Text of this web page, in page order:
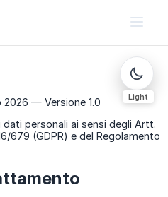
Light
— Versione 1.0
personali ai sensi degli Artt.
679 (GDPR) e del Regolamento